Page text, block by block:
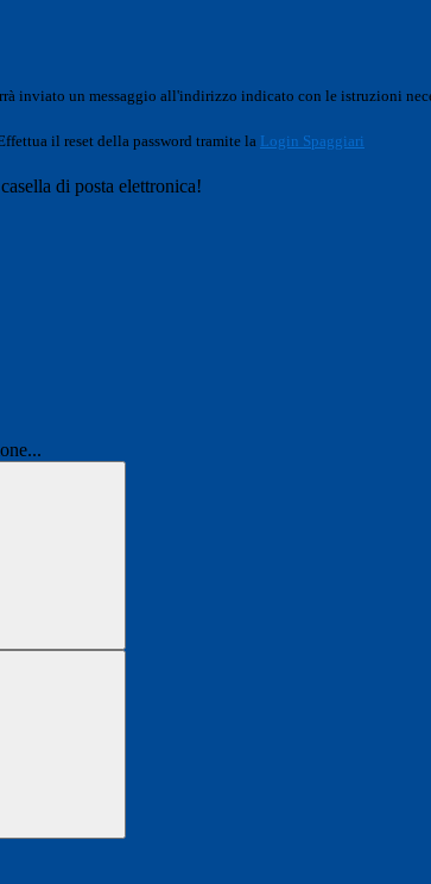
inviato un messaggio all'indirizzo indicato con le istruzioni
il reset della password tramite la Login Spaggiari
di posta elettronica!